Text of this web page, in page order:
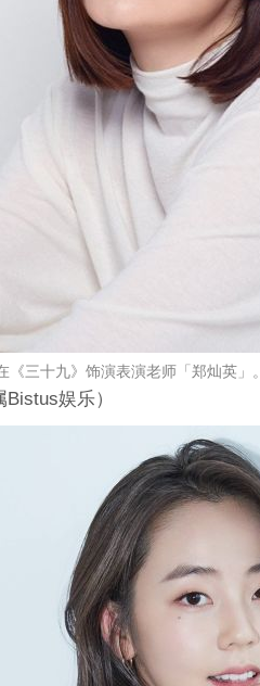
《三十九》饰演表演老师「郑灿英」
Bistus娱乐）